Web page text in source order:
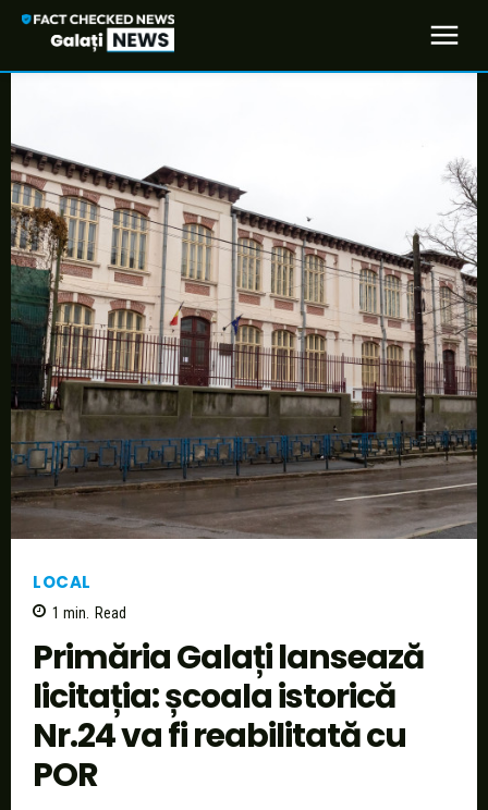
LOCAL
1 min. Read
Primăria Galați lansează
licitația: școala istorică
Nr.24 va fi reabilitată cu
POR